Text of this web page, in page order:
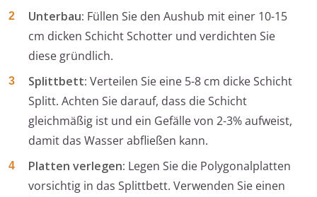
Unterbau: Füllen Sie den Aushub mit einer 10-15
cm dicken Schicht Schotter und verdichten Sie
diese gründlich.
Splittbett: Verteilen Sie eine 5-8 cm dicke Schicht
Splitt. Achten Sie darauf, dass die Schicht
gleichmäßig ist und ein Gefälle von 2-3% aufweist,
damit das Wasser abfließen kann.
Platten verlegen: Legen Sie die Polygonalplatten
vorsichtig in das Splittbett. Verwenden Sie einen